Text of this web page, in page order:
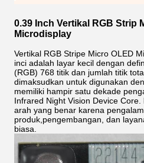
0.39 Inch Vertikal RGB Strip
Microdisplay
Vertikal RGB Stripe Micro OLED
inci adalah layar kecil dengan
(RGB) 768 titik dan jumlah titik
dimaksudkan untuk digunakan
memiliki hampir satu dekade
Infrared Night Vision Device
arah yang benar karena
produk,pengembangan, dan
biasa.